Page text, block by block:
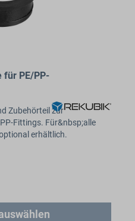
für PE/PP-
Zubehörteil zur
Fittings. Für&nbsp;alle
erhältlich.